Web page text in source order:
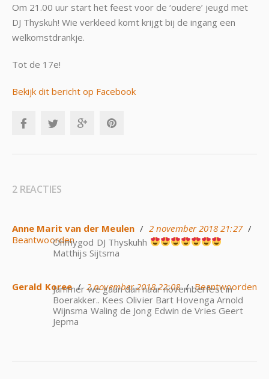
Om 21.00 uur start het feest voor de ‘oudere’ jeugd met
DJ Thyskuh! Wie verkleed komt krijgt bij de ingang een
welkomstdrankje.
Tot de 17e!
Bekijk dit bericht op Facebook
2 REACTIES
Anne Marit van der Meulen / 2 november 2018 21:27 /
BeantwoordenOhmygod DJ Thyskuhh
Matthijs Sijtsma
Gerald Koree / 2 november 2018 22:08 / Beantwoorden
Jammer we gaan dan naar novemberfest in
Boerakker.. Kees Olivier Bart Hovenga Arnold
Wijnsma Waling de Jong Edwin de Vries Geert
Jepma